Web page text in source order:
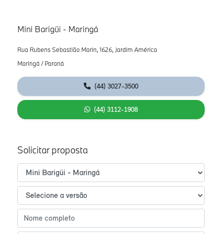
Mini Barigüi - Maringá
Rua Rubens Sebastião Marin, 1626, Jardim América
Maringá / Paraná
(44) 3027-3500
(44) 3112-1908
Solicitar proposta